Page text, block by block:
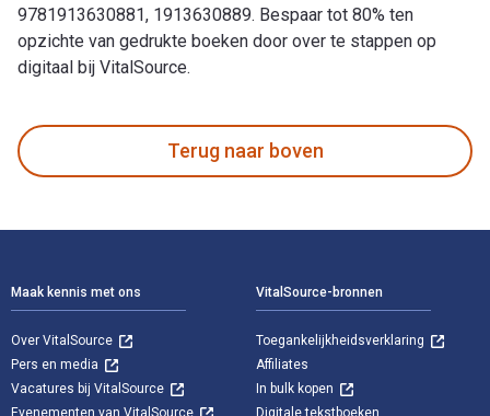
9781913630881, 1913630889. Bespaar tot 80% ten
opzichte van gedrukte boeken door over te stappen op
digitaal bij VitalSource.
Terug naar boven
Maak kennis met ons
Over VitalSource
Pers en media
Vacatures bij VitalSource
Evenementen van VitalSource
VitalSource-bronnen
Toegankelijkheidsverklaring
Affiliates
In bulk kopen
Digitale tekstboeken